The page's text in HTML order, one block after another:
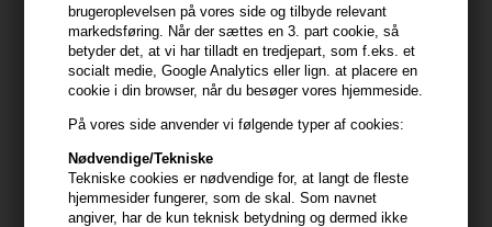
brugeroplevelsen på vores side og tilbyde relevant
markedsføring. Når der sættes en 3. part cookie, så
betyder det, at vi har tilladt en tredjepart, som f.eks. et
socialt medie, Google Analytics eller lign. at placere en
cookie i din browser, når du besøger vores hjemmeside.
På vores side anvender vi følgende typer af cookies:
Nødvendige/Tekniske
Tekniske cookies er nødvendige for, at langt de fleste
hjemmesider fungerer, som de skal. Som navnet
angiver, har de kun teknisk betydning og dermed ikke
trænger dybt ind i hårstråene, hvor den blødgører fibrene, så de
trækker sig sammen.
Anvendelse
- Påfør shampooen i vådt hår
- Massér grundigt ind i hår og hovedbund til det skummer
- Afslut ved at skylle grundigt af
Indhold: 300ml